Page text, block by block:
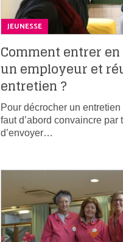
JEUNESSE
Comment entrer
un employeur et
entretien ?
Pour décrocher un entretien
faut d’abord convaincre par
d’envoyer…